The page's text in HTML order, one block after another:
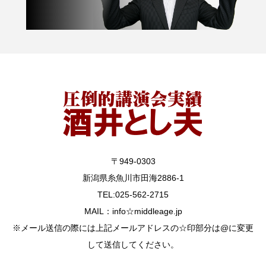
〒949-0303
新潟県糸魚川市田海2886-1
TEL:025-562-2715
MAIL：info☆middleage.jp
※メール送信の際には上記メールアドレスの☆印部分は@に変更
して送信してください。